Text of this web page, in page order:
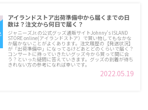
アイランドストア出荷準備中から届くまでの日
数は？注文から何日で届く？
ジャニーズJr.の公式グッズ通販サイトJohnny's ISLAND
STORE online(アイランドストア）で買い物してもなかな
か届かないことがよくあります。注文履歴の【発送状況】
が「出荷準備中」になってるけどあとどのくらいで届く？
コンサートに持っていきたいグッズ今から買って間に合
う？といった疑問に答えていきます。グッズの到着が待ち
きれない方の参考になれば幸いです。
2022.05.19